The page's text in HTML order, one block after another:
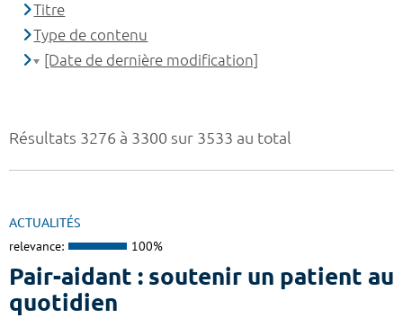
Résultats 3276 à 3300 sur 3533 au total
ACTUALITÉS
relevance: 100%
Pair-aidant : soutenir un patient au
quotidien
Titre
Type de contenu
[Date de dernière modification]